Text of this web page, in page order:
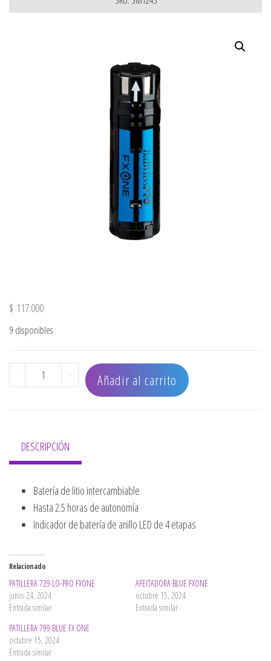
$ 117.000
9 disponibles
- BATERIA DE REPUESTO FXONE cantidad
+ Añadir al carrito
DESCRIPCIÓN
Batería de litio intercambiable
Hasta 2.5 horas de autonomía
Indicador de batería de anillo LED de 4 etapas
Relacionado
PATILLERA 729 LO-PRO FXONE
junio 24, 2024
Entrada similar
AFEITADORA BLUE FXONE
octubre 15, 2024
Entrada similar
PATILLERA 799 BLUE FX ONE
octubre 15, 2024
Entrada similar